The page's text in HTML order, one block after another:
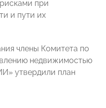
при
и пути их
члены Комитета по
недвижимостью
утвердили план